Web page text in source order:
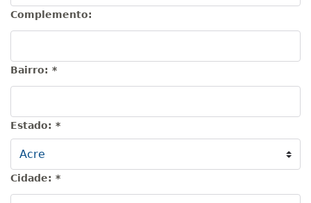
Complemento:
Bairro: *
Estado: *
Cidade: *